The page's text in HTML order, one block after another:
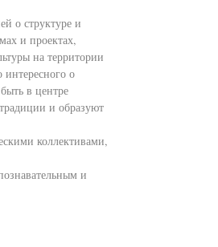
о структуре и
и проектах,
на территории
о
в центре
и образуют
коллективами,
и